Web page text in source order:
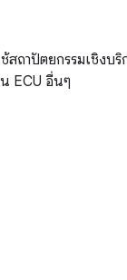
ถาปัตยกรรมเชิงบริ
น ECU อื่นๆ